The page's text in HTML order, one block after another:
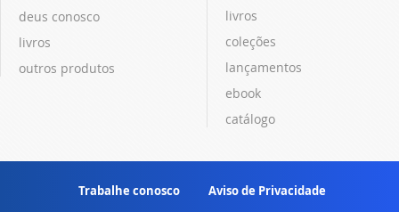
deus conosco
livros
outros produtos
livros
coleções
lançamentos
ebook
catálogo
Trabalhe conosco Aviso de Privacidade